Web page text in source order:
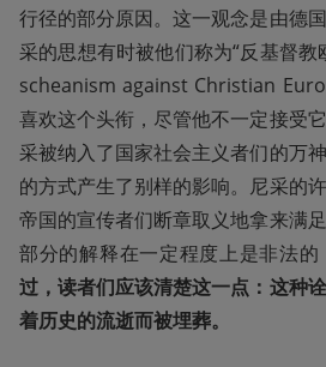
行径的部分原因。这一观念是由德
采的思想有时被他们称为“反基督
scheanism against Christian
喜欢这个头衔，尽管他不一定接受
采被纳入了国家社会主义者们的万
的方式产生了别样的影响。尼采的
帝国的宣传者们断章取义地拿来满
部分的解释在一定程度上是非法的
过，读者们应该清楚这一点：这种
着历史的流逝而被埋葬。